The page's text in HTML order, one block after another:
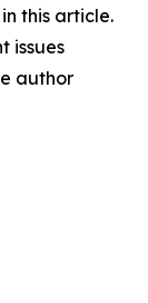
this article.
issues
author